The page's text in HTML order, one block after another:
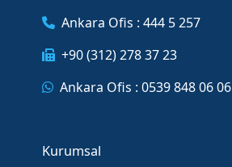
Ankara Ofis : 444 5 257
+90 (312) 278 37 23
Ankara Ofis : 0539 848 06 06
Kurumsal